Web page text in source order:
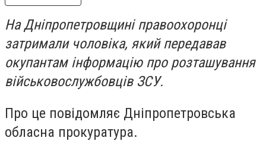
На Дніпропетровщині правоохоронці
затримали чоловіка, який передавав
окупантам інформацію про розташування
військовослужбовців ЗСУ.
Про це повідомляє Дніпропетровська
обласна прокуратура.